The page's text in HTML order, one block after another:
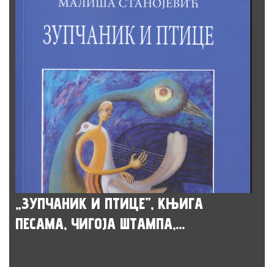
„ЗУПЧАНИК И ПТИЦЕ”, КЊИГА
ПЕСАМА, ЧИГОЈА ШТАМПА,...